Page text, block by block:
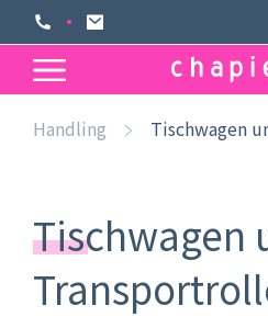
Handling Tischwagen
Tischwagen